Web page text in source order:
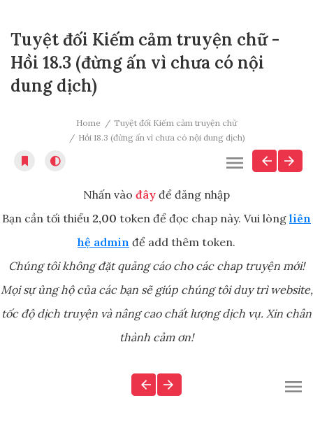
Tuyệt đối Kiếm cảm truyện chữ -
Hồi 18.3 (đừng ấn vì chưa có nội
dung dịch)
Home
Tuyệt đối Kiếm cảm truyện chữ
Hồi 18.3 (đừng ấn vì chưa có nội dung dịch)
Nhấn vào đây để đăng nhập
Bạn cần tối thiểu 2,00 token để đọc chap này. Vui lòng liên
hệ admin để add thêm token.
Chúng tôi không đặt quảng cáo cho các chap truyện mới!
Mọi sự ủng hộ của các bạn sẽ giúp chúng tôi duy trì website,
tốc độ dịch truyện và nâng cao chất lượng dịch vụ. Xin chân
thành cảm ơn!